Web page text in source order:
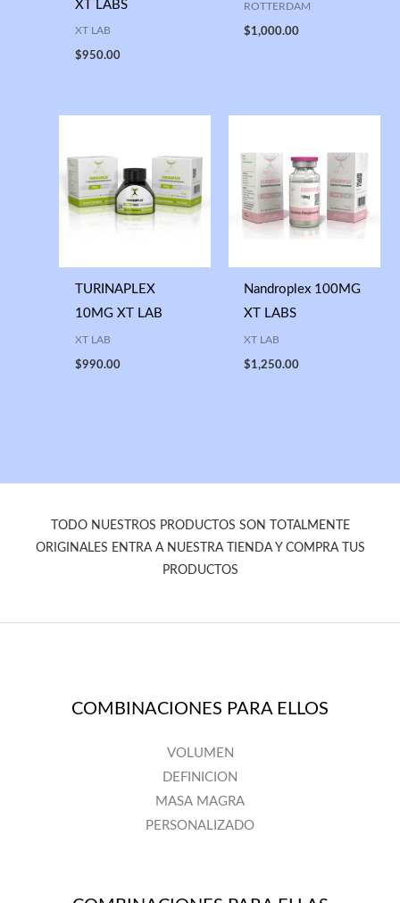
XT LABS
XT LAB
$950.00
ROTTERDAM
$1,000.00
TURINAPLEX
10MG XT LAB
XT LAB
$990.00
Nandroplex 100MG
XT LABS
XT LAB
$1,250.00
TODO NUESTROS PRODUCTOS SON TOTALMENTE
ORIGINALES ENTRA A NUESTRA TIENDA Y COMPRA TUS
PRODUCTOS
COMBINACIONES PARA ELLOS
VOLUMEN
DEFINICION
MASA MAGRA
PERSONALIZADO